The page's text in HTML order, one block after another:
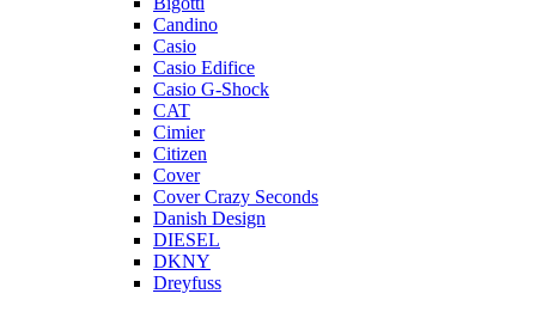
Candino
Casio
Casio Edifice
Casio G-Shock
CAT
Cimier
Citizen
Cover
Cover Crazy Seconds
Danish Design
DIESEL
DKNY
Dreyfuss